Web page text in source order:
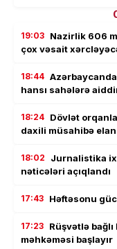
19:03 Nazirlik 606
çox vəsait
18:44
hansı sahələrə
18:24 Dövlət
daxili müsahibə
18:02
Jurnalistika
nəticələri açıqlandı
17:43 Həftəsonu
17:23 Rüşvətlə
məhkəməsi başlayır